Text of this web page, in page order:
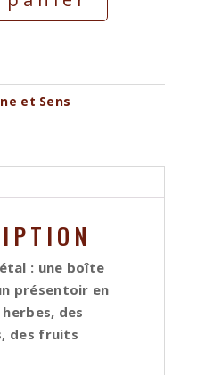
et Sens
: une boîte
présentoir en
des
des fruits